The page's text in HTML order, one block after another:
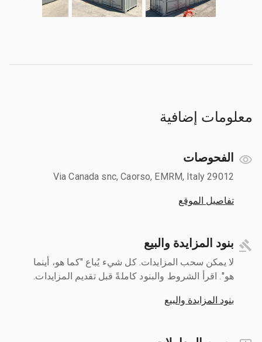
معلومات إضافية
الفحوصات
Via Canada snc, Caorso, EMRM, Italy 29012
تفاصيل الموقع
بنود المزايدة والبيع
لا يمكن سحب المزايدات. كل شيء يُباع "كما هو، أينما
هو". اقرأ الشروط والبنود كاملةً قبل تقديم المزايدات.
بنود المزايدة والبيع